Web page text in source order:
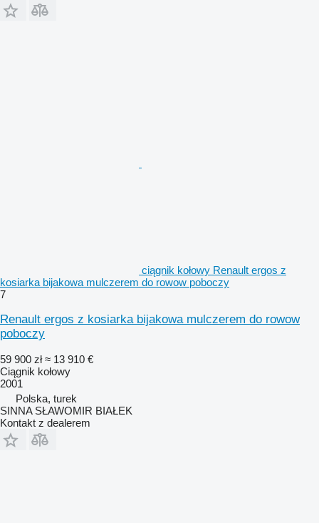
ciągnik kołowy Renault ergos z
kosiarka bijakowa mulczerem do rowow poboczy
7
Renault ergos z kosiarka bijakowa mulczerem do rowow
poboczy
59 900 zł ≈ 13 910 €
Ciągnik kołowy
2001
Polska, turek
SINNA SŁAWOMIR BIAŁEK
Kontakt z dealerem